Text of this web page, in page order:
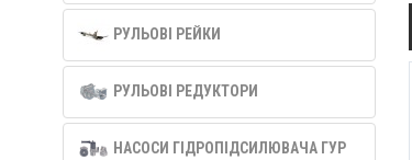
РУЛЬОВІ РЕЙКИ
РУЛЬОВІ РЕДУКТОРИ
НАСОСИ ГІДРОПІДСИЛЮВАЧА ГУР